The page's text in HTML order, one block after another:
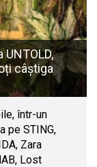
câștiga
într-un
pe STING,
Zara
Lost